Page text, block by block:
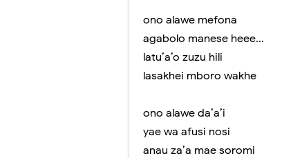
ono alawe mefona
agabolo manese heee...
latu’a’o zuzu hili
lasakhei mboro wakhe
ono alawe da’a’i
yae wa afusi nosi
anau za’a mae soromi